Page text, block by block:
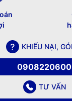
KHIẾU NẠI,
0908220600
TƯ VẤN